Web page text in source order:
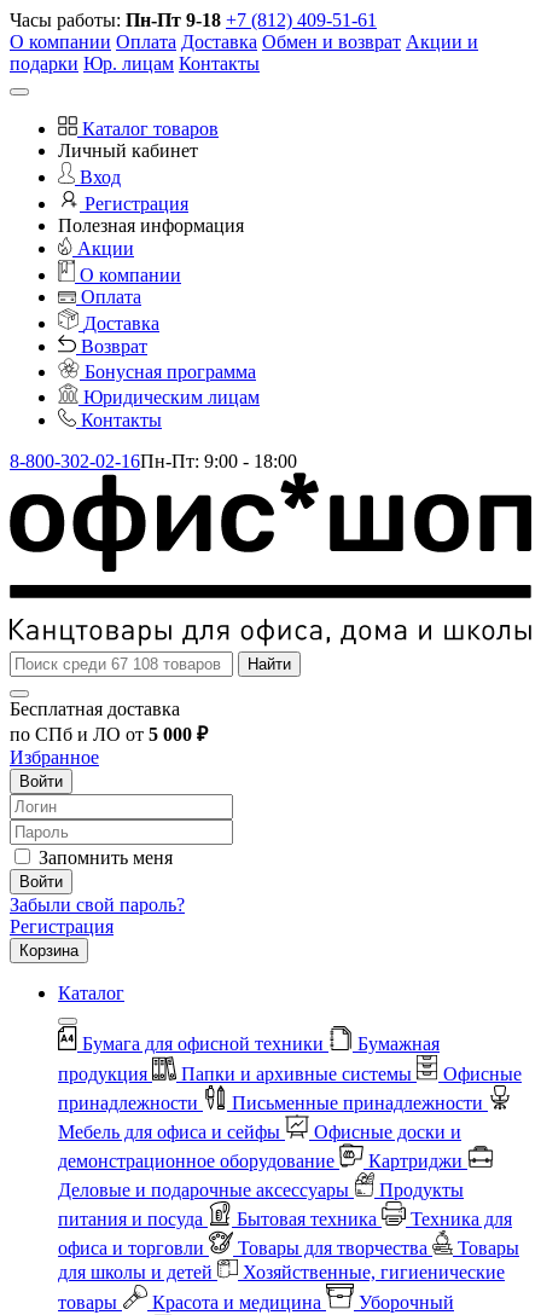
Часы работы: Пн-Пт 9-18 +7 (812) 409-51-61
О компании Оплата Доставка Обмен и возврат Акции и
подарки Юр. лицам Контакты
Каталог товаров
Личный кабинет
Вход
Регистрация
Полезная информация
Акции
О компании
Оплата
Доставка
Возврат
Бонусная программа
Юридическим лицам
Контакты
8-800-302-02-16Пн-Пт: 9:00 - 18:00
Найти
Бесплатная доставка
по СПб и ЛО от 5 000 ₽
Избранное
Войти
Запомнить меня
Войти
Забыли свой пароль?
Регистрация
Корзина
Каталог
Бумага для офисной техники
Бумажная
продукция
Папки и архивные системы
Офисные
принадлежности
Письменные принадлежности
Мебель для офиса и сейфы
Офисные доски и
демонстрационное оборудование
Картриджи
Деловые и подарочные аксессуары
Продукты
питания и посуда
Бытовая техника
Техника для
офиса и торговли
Товары для творчества
Товары
для школы и детей
Хозяйственные, гигиенические
товары
Красота и медицина
Уборочный